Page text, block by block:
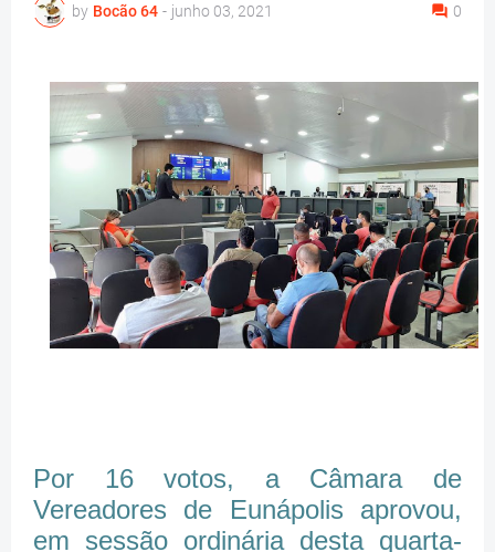
by Bocão 64 - junho 03, 2021 0
Por 16 votos, a Câmara de
Vereadores de Eunápolis aprovou,
em sessão ordinária desta quarta-